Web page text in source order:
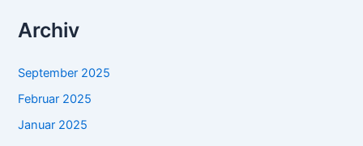
Archiv
September 2025
Februar 2025
Januar 2025